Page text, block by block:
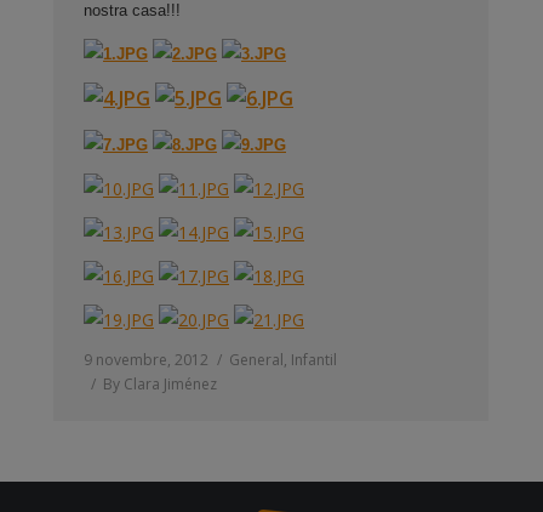
nostra casa!!!
9 novembre, 2012 General, Infantil
By Clara Jiménez